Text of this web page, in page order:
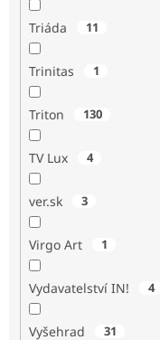
Triáda 11
Trinitas 1
Triton 130
TV Lux 4
ver.sk 3
Virgo Art 1
Vydavatelství IN! 4
Vyšehrad 31